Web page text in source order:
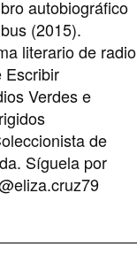
autobiográfico
(2015).
literario de radio
Escribir
Verdes e
de
Síguela por